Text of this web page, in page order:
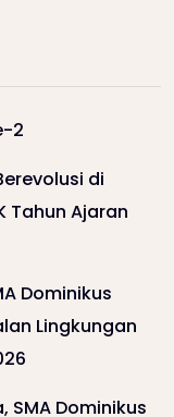
2
di
Tahun Ajaran
Dominikus
Lingkungan
SMA Dominikus